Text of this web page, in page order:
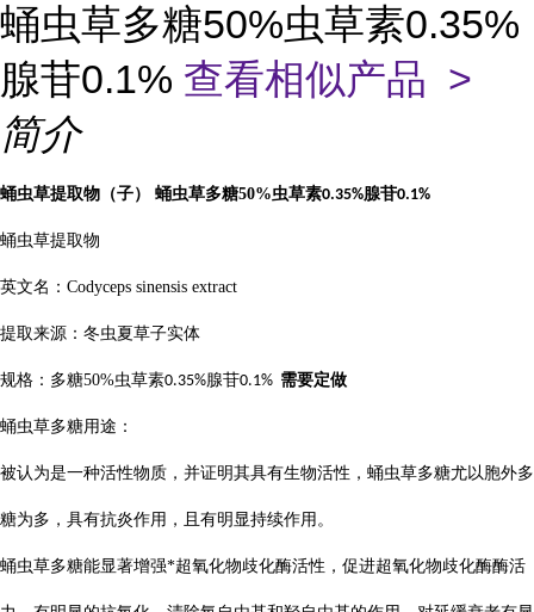
蛹虫草多糖50%虫草素0.35%
腺苷0.1% 查看相似产品 >
简介
蛹虫草提取物（子） 蛹虫草多糖50%虫草素0.35%腺苷0.1%
蛹虫草提取物
英文名： Codyceps sinensis extract
提取来源：冬虫夏草子实体
规格：多糖50%虫草素0.35%腺苷0.1% 需要定做
蛹虫草多糖用途：
被认为是一种活性物质，并证明其具有生物活性，蛹虫草多糖尤以胞外多
糖为多，具有抗炎作用，且有明显持续作用。
蛹虫草多糖能显著增强*超氧化物歧化酶活性，促进超氧化物歧化酶酶活